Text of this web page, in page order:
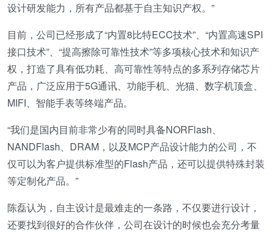
设计研发能力，所有产品都基于自主知识产权。”
目前，公司已经形成了“内置8比特ECC技术”、“内置高速SPI
接口技术”、“提高擦除可靠性技术”等多项核心技术和知识产
权，打造了具有低功耗、高可靠性等特点的多系列存储芯片
产品，广泛应用于5G通讯、功能手机、光猫、数字机顶盒、
MIFI、智能手表等终端产品。
“我们是国内目前非常少有的同时具备NORFlash、
NANDFlash、DRAM，以及MCP产品设计能力的公司，不
仅可以为客户提供标准型的Flash产品，还可以提供特殊封装
等定制化产品。”
陈磊认为，自主设计是最难走的一条路，不仅要进行设计，
还要找到很好的合作伙伴，公司在设计的时候也会充分考量